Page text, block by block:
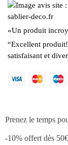
«Un produit
“Excellent
satisfaisant et
Prenez le temps
-10% offert dès